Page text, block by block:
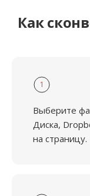
Как
1
Выберите
Диска,
на страницу.